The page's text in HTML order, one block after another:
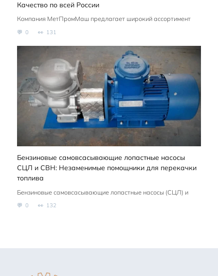
Качество по всей России
Компания МетПромМаш предлагает широкий ассортимент
0 131
Бензиновые самовсасывающие лопастные насосы
СЦЛ и СВН: Незаменимые помощники для перекачки
топлива
Бензиновые самовсасывающие лопастные насосы (СЦЛ) и
0 132